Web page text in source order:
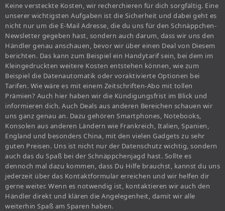
Keine versteckte Kosten, wir recherchieren für dich sorgfältig. Eine
unserer wichtigsten Aufgaben ist die Sicherheit und dabei geht es
nicht nur um die E-Mail Adresse, die du uns für den Schnäppchen-
Newsletter gegeben hast, sondern auch darum, dass wir uns den
Händler genau anschauen, bevor wir über einen Deal von Diesem
berichten. Das kann zum Beispiel ein Handytarif sein, bei dem im
Kleingedruckten weitere Kosten entstehen können, wie zum
Beispiel die Datenautomatik oder voraktivierte Optionen bei
Tarifen. Wie wäre es mit einem Zeitschriften-Abo mit tollen
Prämien? Auch hier haben wir die Kündigungsfrist im Blick und
informieren dich. Auch Deals aus anderen Bereichen schauen wir
uns ganz genau an. Dazu gehören Smartphones, Notebooks,
Konsolen aus anderen Ländern wie Frankreich, Italien, Spanien,
England und besonders China, mit den vielen Gadgets zu sehr
guten Preisen. Uns ist nicht nur der Datenschutz wichtig, sondern
auch das du Spaß bei der Schnäppchenjagd hast. Sollte es
dennoch mal dazu kommen, dass Du Hilfe brauchst, kannst du uns
jederzeit über das Kontaktformular erreichen und wir helfen dir
gerne weiter. Wenn es notwendig ist, kontaktieren wir auch den
Händler direkt und klären die Angelegenheit, damit wir alle
weiterhin Spaß am Sparen haben.